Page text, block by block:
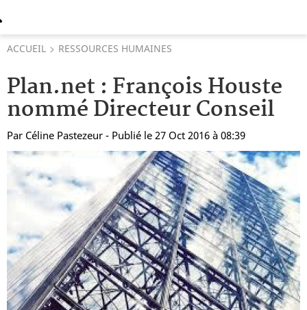
ACCUEIL RESSOURCES HUMAINES
Plan.net : François Houste
nommé Directeur Conseil
Par Céline Pastezeur - Publié le 27 Oct 2016 à 08:39